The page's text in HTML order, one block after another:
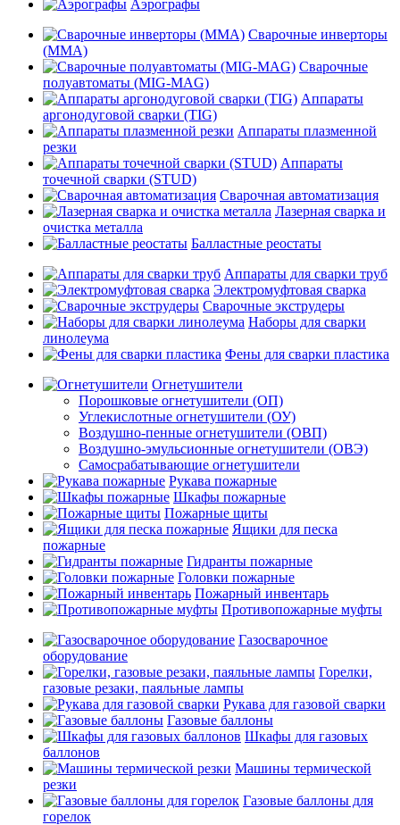
Аэрографы
Сварочные инверторы
(MMA)
Сварочные
полуавтоматы (MIG-MAG)
Аппараты
аргонодуговой сварки (TIG)
Аппараты плазменной
резки
Аппараты
точечной сварки (STUD)
Сварочная автоматизация
Лазерная сварка и
очистка металла
Балластные реостаты
Аппараты для сварки труб
Электромуфтовая сварка
Сварочные экструдеры
Наборы для сварки
линолеума
Фены для сварки пластика
Огнетушители
Порошковые огнетушители (ОП)
Углекислотные огнетушители (ОУ)
Воздушно-пенные огнетушители (ОВП)
Воздушно-эмульсионные огнетушители (ОВЭ)
Самосрабатывающие огнетушители
Рукава пожарные
Шкафы пожарные
Пожарные щиты
Ящики для песка
пожарные
Гидранты пожарные
Головки пожарные
Пожарный инвентарь
Противопожарные муфты
Газосварочное
оборудование
Горелки,
газовые резаки, паяльные лампы
Рукава для газовой сварки
Газовые баллоны
Шкафы для газовых
баллонов
Машины термической
резки
Газовые баллоны для
горелок